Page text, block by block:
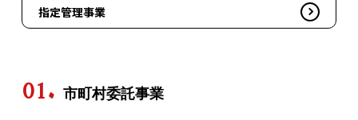
指定管理事業
市町村委託事業